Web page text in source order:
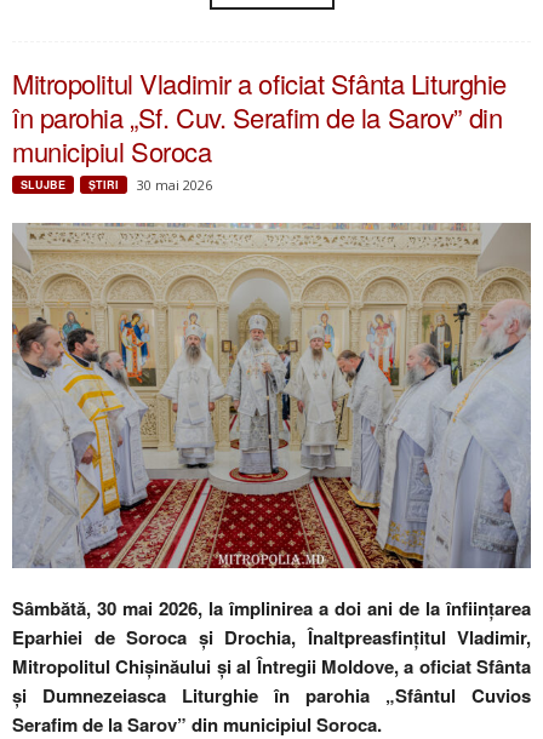
Mitropolitul Vladimir a oficiat Sfânta Liturghie
în parohia „Sf. Cuv. Serafim de la Sarov” din
municipiul Soroca
SLUJBE ŞTIRI 30 mai 2026
Sâmbătă, 30 mai 2026, la împlinirea a doi ani de la înființarea
Eparhiei de Soroca și Drochia, Înaltpreasfințitul Vladimir,
Mitropolitul Chișinăului și al Întregii Moldove, a oficiat Sfânta
și Dumnezeiasca Liturghie în parohia „Sfântul Cuvios
Serafim de la Sarov” din municipiul Soroca.